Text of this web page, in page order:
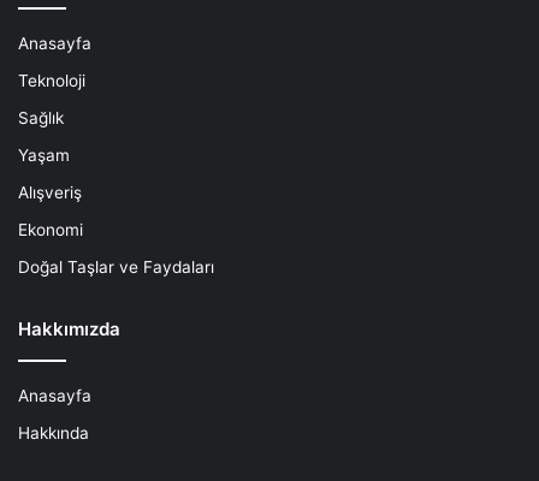
Anasayfa
Teknoloji
Sağlık
Yaşam
Alışveriş
Ekonomi
Doğal Taşlar ve Faydaları
Hakkımızda
Anasayfa
Hakkında